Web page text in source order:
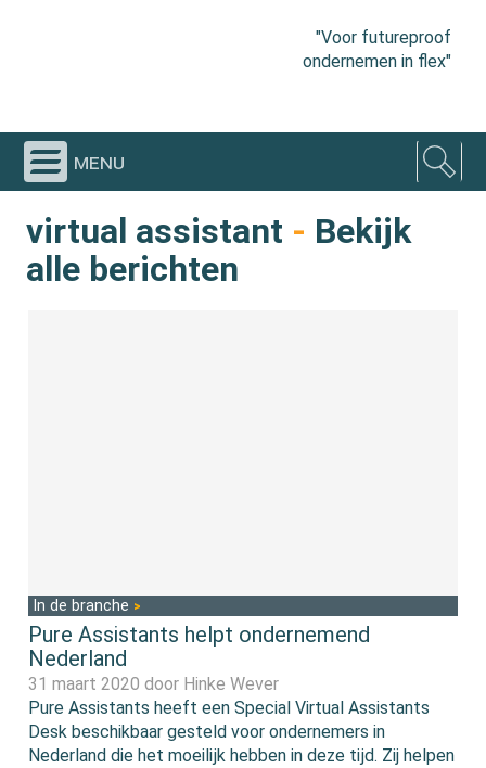
"Voor futureproof
ondernemen in flex"
menu
virtual assistant - Bekijk
alle berichten
In de branche
Pure Assistants helpt ondernemend
Nederland
31 maart 2020 door Hinke Wever
Pure Assistants heeft een Special Virtual Assistants
Desk beschikbaar gesteld voor ondernemers in
Nederland die het moeilĳk hebben in deze tĳd. Zij helpen